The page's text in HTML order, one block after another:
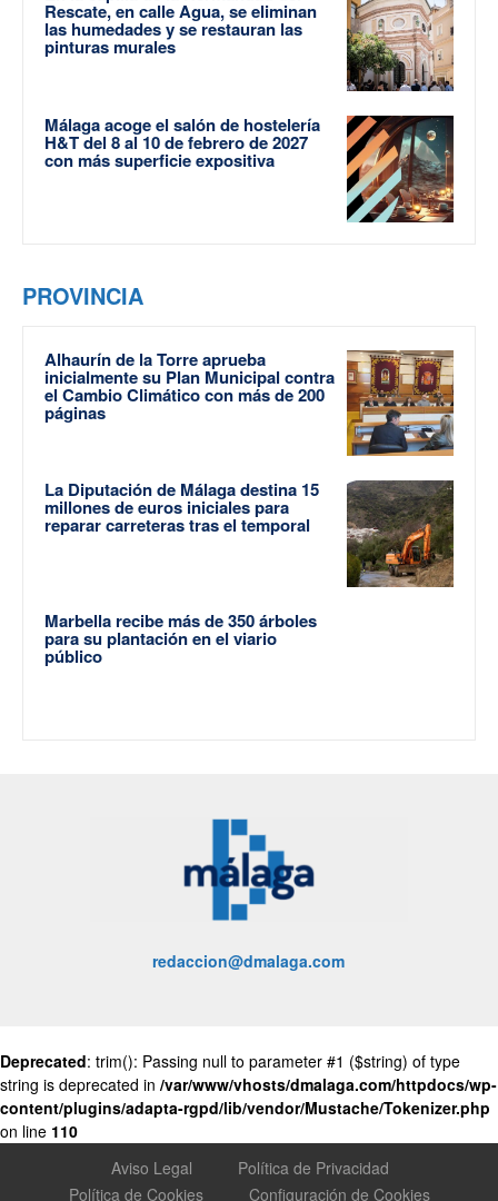
Rescate, en calle Agua, se eliminan
las humedades y se restauran las
pinturas murales
Málaga acoge el salón de hostelería
H&T del 8 al 10 de febrero de 2027
con más superficie expositiva
PROVINCIA
Alhaurín de la Torre aprueba
inicialmente su Plan Municipal contra
el Cambio Climático con más de 200
páginas
La Diputación de Málaga destina 15
millones de euros iniciales para
reparar carreteras tras el temporal
Marbella recibe más de 350 árboles
para su plantación en el viario
público
redaccion@dmalaga.com
Deprecated: trim(): Passing null to parameter #1 ($string) of type
string is deprecated in /var/www/vhosts/dmalaga.com/httpdocs/wp-
content/plugins/adapta-rgpd/lib/vendor/Mustache/Tokenizer.php
on line 110
Aviso Legal
Política de Privacidad
Política de Cookies
Configuración de Cookies